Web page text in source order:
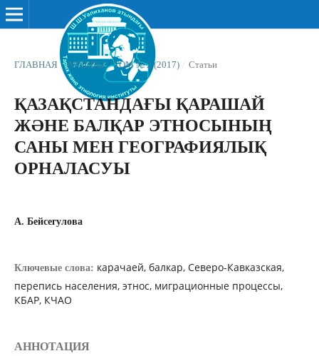
ГЛАВНАЯ / АРХИВЫ / ТОМ № 2 (2017) / Статьи
ҚАЗАҚСТАНДАҒЫ ҚАРАШАЙ
ЖƏНЕ БАЛҚАР ЭТНОСЫНЫҢ
САНЫ МЕН ГЕОГРАФИЯЛЫҚ
ОРНАЛАСУЫ
А. Бейсегулова
Ключевые слова: карачаей, балкар, Северо-Кавказская,
перепись населения, этнос, миграционные процессы,
КБАР, КЧАО
АННОТАЦИЯ